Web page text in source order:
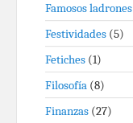
Famosos ladrones
Festividades (5)
Fetiches (1)
Filosofía (8)
Finanzas (27)